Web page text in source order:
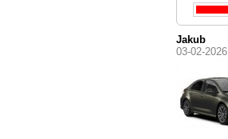
Jakub
03-02-2026